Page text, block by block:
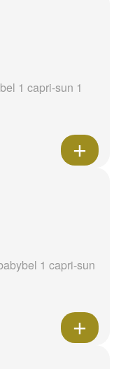
1 capri-sun 1
1 capri-sun